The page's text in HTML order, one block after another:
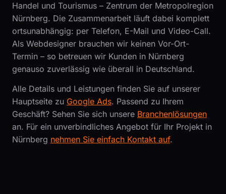
Handel und Tourismus – Zentrum der Metropolregion
Nürnberg. Die Zusammenarbeit läuft dabei komplett
ortsunabhängig: per Telefon, E-Mail und Video-Call.
Als Webdesigner brauchen wir keinen Vor-Ort-
Termin – so betreuen wir Kunden in Nürnberg
genauso zuverlässig wie überall in Deutschland.
Alle Details und Leistungen finden Sie auf unserer
Hauptseite zu Google Ads. Passend zu Ihrem
Geschäft? Sehen Sie sich unsere Branchenlösungen
an. Für ein unverbindliches Angebot für Ihr Projekt in
Nürnberg nehmen Sie einfach Kontakt auf.